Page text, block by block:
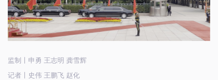
监制丨申勇 王志明 龚雪辉
记者丨史伟 王鹏飞 赵化